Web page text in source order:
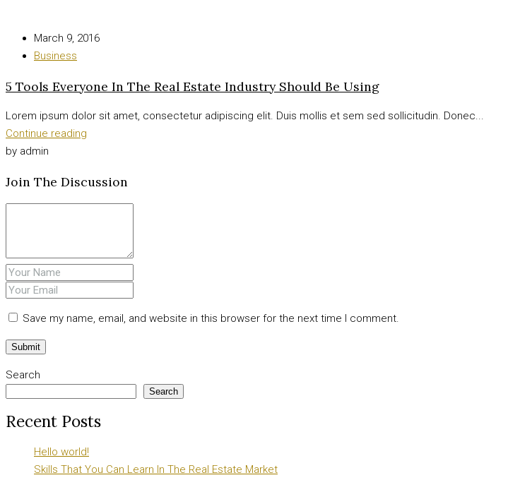
March 9, 2016
Business
5 Tools Everyone In The Real Estate Industry Should Be Using
Lorem ipsum dolor sit amet, consectetur adipiscing elit. Duis mollis et sem sed sollicitudin. Donec...
Continue reading
by admin
Join The Discussion
Save my name, email, and website in this browser for the next time I comment.
Search
Search
Recent Posts
Hello world!
Skills That You Can Learn In The Real Estate Market